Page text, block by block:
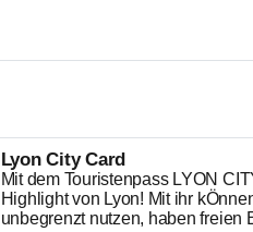
Lyon City Card
Mit dem Touristenpass LYON
Highlight von Lyon! Mit ihr
unbegrenzt nutzen, haben freien